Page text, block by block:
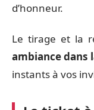
d’honneur.
Le tirage et la
ambiance dans
instants à vos